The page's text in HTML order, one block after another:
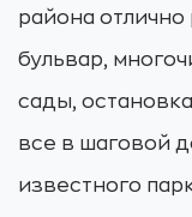
района отлично
бульвар,
сады,
все в шаговой
известного